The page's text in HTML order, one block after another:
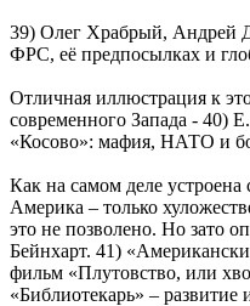
39) Олег Храбрый, Андрей
ФРС, её предпосылках и
Отличная иллюстрация к
современного Запада - 40)
«Косово»: мафия, НАТО и
Как на самом деле устроена
Америка – только
это не позволено. Но зато
Бейнхарт. 41)
фильм «Плутовство, или
«Библиотекарь» – развитие